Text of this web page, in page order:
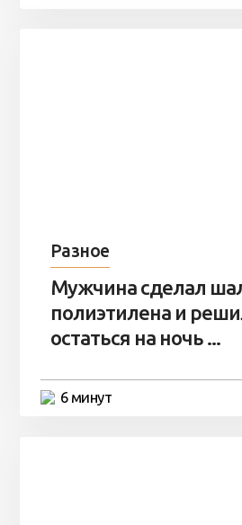
Разное
Мужчина сделал
полиэтилена и
остаться на ночь ...
6 минут